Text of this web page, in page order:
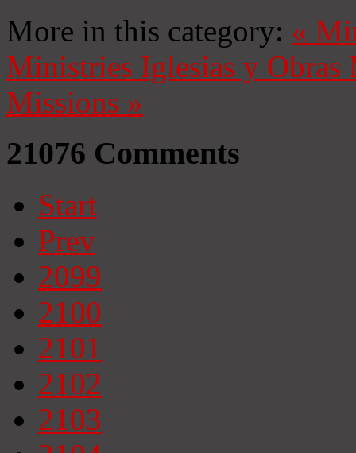
More in this category: «
Ministries Iglesias y Obras
Missions »
21076 Comments
Start
Prev
2099
2100
2101
2102
2103